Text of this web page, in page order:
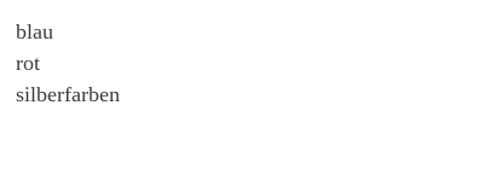
blau
rot
silberfarben